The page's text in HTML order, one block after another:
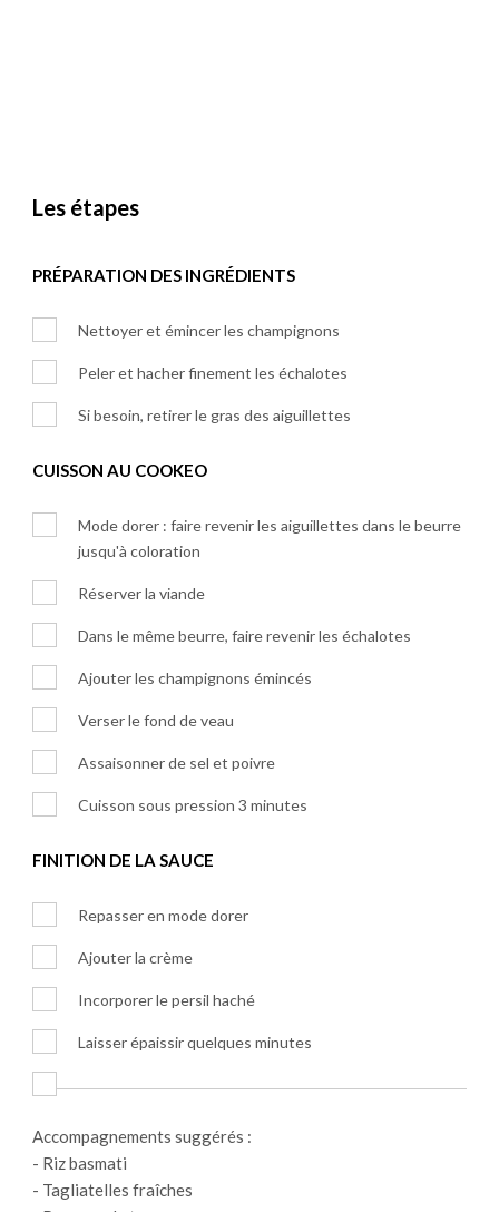
Les étapes
PRÉPARATION DES INGRÉDIENTS
Nettoyer et émincer les champignons
Peler et hacher finement les échalotes
Si besoin, retirer le gras des aiguillettes
CUISSON AU COOKEO
Mode dorer : faire revenir les aiguillettes dans le beurre
jusqu'à coloration
Réserver la viande
Dans le même beurre, faire revenir les échalotes
Ajouter les champignons émincés
Verser le fond de veau
Assaisonner de sel et poivre
Cuisson sous pression 3 minutes
FINITION DE LA SAUCE
Repasser en mode dorer
Ajouter la crème
Incorporer le persil haché
Laisser épaissir quelques minutes
Accompagnements suggérés :
- Riz basmati
- Tagliatelles fraîches